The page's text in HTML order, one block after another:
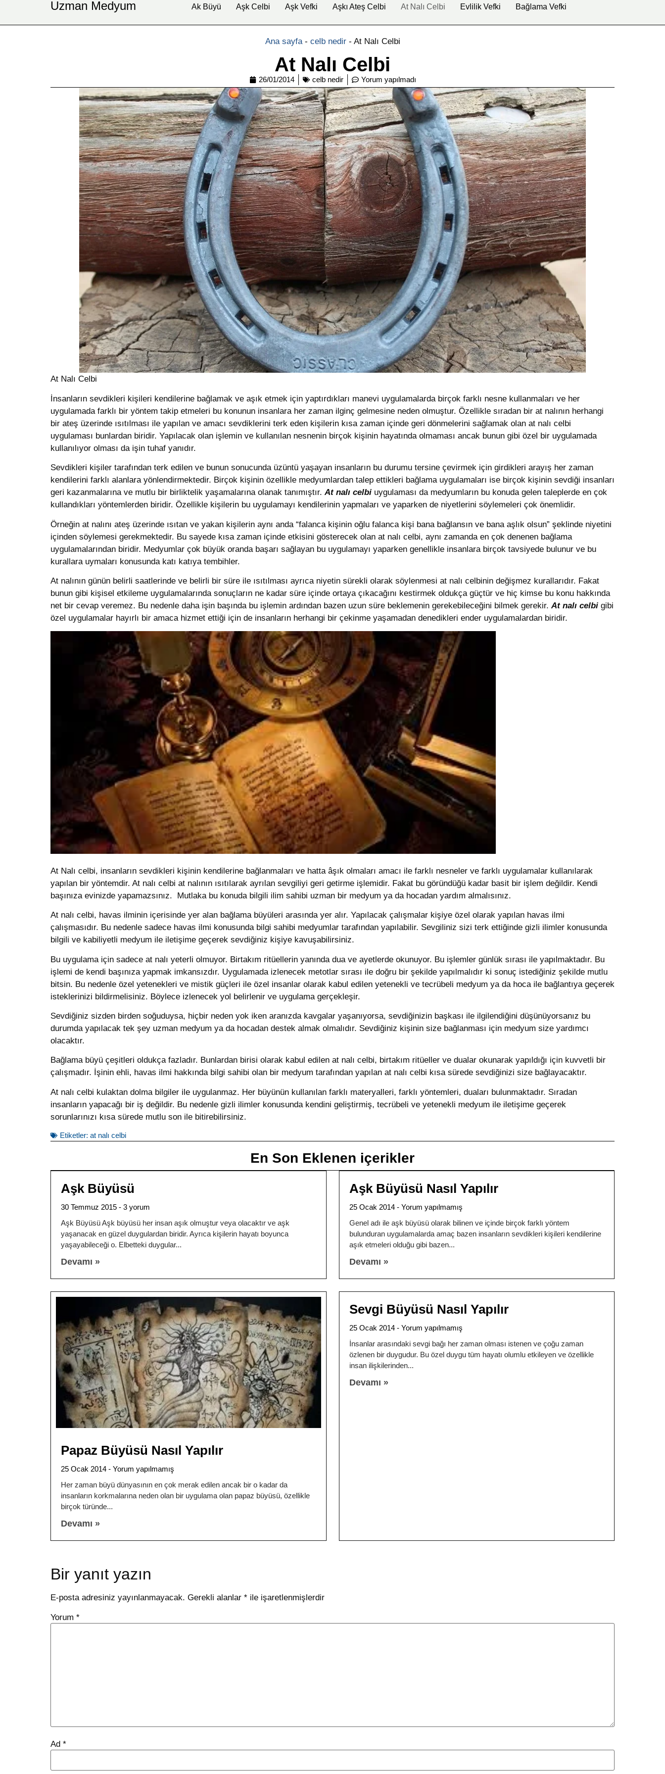
Uzman Medyum Ak Büyü Aşk Celbi Aşk Vefki Aşkı Ateş Celbi At Nalı Celbi Evlilik Vefki Bağlama Vefki
Ana sayfa- celb nedir- At Nalı Celbi
At Nalı Celbi
26/01/2014 celb nedir Yorum yapılmadı
At Nalı Celbi
İnsanların sevdikleri kişileri kendilerine bağlamak ve aşık etmek için yaptırdıkları manevi uygulamalarda birçok farklı nesne kullanmaları ve her
uygulamada farklı bir yöntem takip etmeleri bu konunun insanlara her zaman ilginç gelmesine neden olmuştur. Özellikle sıradan bir at nalının herhangi
bir ateş üzerinde ısıtılması ile yapılan ve amacı sevdiklerini terk eden kişilerin kısa zaman içinde geri dönmelerini sağlamak olan at nalı celbi
uygulaması bunlardan biridir. Yapılacak olan işlemin ve kullanılan nesnenin birçok kişinin hayatında olmaması ancak bunun gibi özel bir uygulamada
kullanılıyor olması da işin tuhaf yanıdır.
Sevdikleri kişiler tarafından terk edilen ve bunun sonucunda üzüntü yaşayan insanların bu durumu tersine çevirmek için girdikleri arayış her zaman
kendilerini farklı alanlara yönlendirmektedir. Birçok kişinin özellikle medyumlardan talep ettikleri bağlama uygulamaları ise birçok kişinin sevdiği insanları
geri kazanmalarına ve mutlu bir birliktelik yaşamalarına olanak tanımıştır.At nalı celbi uygulaması da medyumların bu konuda gelen taleplerde en çok
kullandıkları yöntemlerden biridir. Özellikle kişilerin bu uygulamayı kendilerinin yapmaları ve yaparken de niyetlerini söylemeleri çok önemlidir.
Örneğin at nalını ateş üzerinde ısıtan ve yakan kişilerin aynı anda “falanca kişinin oğlu falanca kişi bana bağlansın ve bana aşlık olsun” şeklinde niyetini
içinden söylemesi gerekmektedir. Bu sayede kısa zaman içinde etkisini gösterecek olan at nalı celbi, aynı zamanda en çok denenen bağlama
uygulamalarından biridir. Medyumlar çok büyük oranda başarı sağlayan bu uygulamayı yaparken genellikle insanlara birçok tavsiyede bulunur ve bu
kurallara uymaları konusunda katı katıya tembihler.
At nalının günün belirli saatlerinde ve belirli bir süre ile ısıtılması ayrıca niyetin sürekli olarak söylenmesi at nalı celbinin değişmez kurallarıdır. Fakat
bunun gibi kişisel etkileme uygulamalarında sonuçların ne kadar süre içinde ortaya çıkacağını kestirmek oldukça güçtür ve hiç kimse bu konu hakkında
net bir cevap veremez. Bu nedenle daha işin başında bu işlemin ardından bazen uzun süre beklemenin gerekebileceğini bilmek gerekir.At nalı celbi gibi
özel uygulamalar hayırlı bir amaca hizmet ettiği için de insanların herhangi bir çekinme yaşamadan denedikleri ender uygulamalardan biridir.
At Nalı celbi, insanların sevdikleri kişinin kendilerine bağlanmaları ve hatta âşık olmaları amacı ile farklı nesneler ve farklı uygulamalar kullanılarak
yapılan bir yöntemdir. At nalı celbi at nalının ısıtılarak ayrılan sevgiliyi geri getirme işlemidir. Fakat bu göründüğü kadar basit bir işlem değildir. Kendi
başınıza evinizde yapamazsınız. Mutlaka bu konuda bilgili ilim sahibi uzman bir medyum ya da hocadan yardım almalısınız.
At nalı celbi, havas ilminin içerisinde yer alan bağlama büyüleri arasında yer alır. Yapılacak çalışmalar kişiye özel olarak yapılan havas ilmi
çalışmasıdır. Bu nedenle sadece havas ilmi konusunda bilgi sahibi medyumlar tarafından yapılabilir. Sevgiliniz sizi terk ettiğinde gizli ilimler konusunda
bilgili ve kabiliyetli medyum ile iletişime geçerek sevdiğiniz kişiye kavuşabilirsiniz.
Bu uygulama için sadece at nalı yeterli olmuyor. Birtakım ritüellerin yanında dua ve ayetlerde okunuyor. Bu işlemler günlük sırası ile yapılmaktadır. Bu
işlemi de kendi başınıza yapmak imkansızdır. Uygulamada izlenecek metotlar sırası ile doğru bir şekilde yapılmalıdır ki sonuç istediğiniz şekilde mutlu
bitsin. Bu nedenle özel yetenekleri ve mistik güçleri ile özel insanlar olarak kabul edilen yetenekli ve tecrübeli medyum ya da hoca ile bağlantıya geçerek
isteklerinizi bildirmelisiniz. Böylece izlenecek yol belirlenir ve uygulama gerçekleşir.
Sevdiğiniz sizden birden soğuduysa, hiçbir neden yok iken aranızda kavgalar yaşanıyorsa, sevdiğinizin başkası ile ilgilendiğini düşünüyorsanız bu
durumda yapılacak tek şey uzman medyum ya da hocadan destek almak olmalıdır. Sevdiğiniz kişinin size bağlanması için medyum size yardımcı
olacaktır.
Bağlama büyü çeşitleri oldukça fazladır. Bunlardan birisi olarak kabul edilen at nalı celbi, birtakım ritüeller ve dualar okunarak yapıldığı için kuvvetli bir
çalışmadır. İşinin ehli, havas ilmi hakkında bilgi sahibi olan bir medyum tarafından yapılan at nalı celbi kısa sürede sevdiğinizi size bağlayacaktır.
At nalı celbi kulaktan dolma bilgiler ile uygulanmaz. Her büyünün kullanılan farklı materyalleri, farklı yöntemleri, duaları bulunmaktadır. Sıradan
insanların yapacağı bir iş değildir. Bu nedenle gizli ilimler konusunda kendini geliştirmiş, tecrübeli ve yetenekli medyum ile iletişime geçerek
sorunlarınızı kısa sürede mutlu son ile bitirebilirsiniz.
Etiketler: at nalı celbi
En Son Eklenen içerikler
Aşk Büyüsü
30 Temmuz 2015
3 yorum
Aşk Büyüsü Aşk büyüsü her insan aşık olmuştur veya olacaktır ve aşk
yaşanacak en güzel duygulardan biridir. Ayrıca kişilerin hayatı boyunca
yaşayabileceği o. Elbetteki duygular
Devamı »
Aşk Büyüsü Nasıl Yapılır
25 Ocak 2014
Yorum yapılmamış
Genel adı ile aşk büyüsü olarak bilinen ve içinde birçok farklı yöntem
bulunduran uygulamalarda amaç bazen insanların sevdikleri kişileri kendilerine
aşık etmeleri olduğu gibi bazen
Devamı »
Papaz Büyüsü Nasıl Yapılır
25 Ocak 2014
Yorum yapılmamış
Her zaman büyü dünyasının en çok merak edilen ancak bir o kadar da
insanların korkmalarına neden olan bir uygulama olan papaz büyüsü, özellikle
birçok türünde
Devamı »
Sevgi Büyüsü Nasıl Yapılır
25 Ocak 2014
Yorum yapılmamış
İnsanlar arasındaki sevgi bağı her zaman olması istenen ve çoğu zaman
özlenen bir duygudur. Bu özel duygu tüm hayatı olumlu etkileyen ve özellikle
insan ilişkilerinden
Devamı »
Bir yanıt yazın
E-posta adresiniz yayınlanmayacak. Gerekli alanlar * ile işaretlenmişlerdir
Yorum *
Ad *